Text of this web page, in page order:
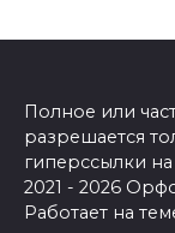
Полное или
разрешается
гиперссылки
2021 - 2026
Работает на